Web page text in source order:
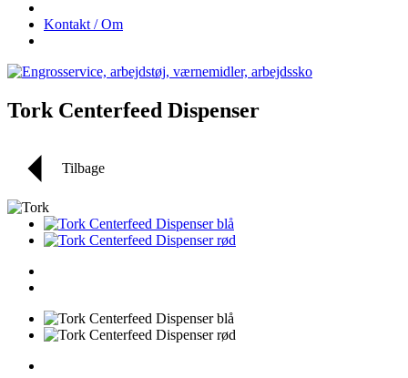
Kontakt / Om
Tork Centerfeed Dispenser
Tilbage